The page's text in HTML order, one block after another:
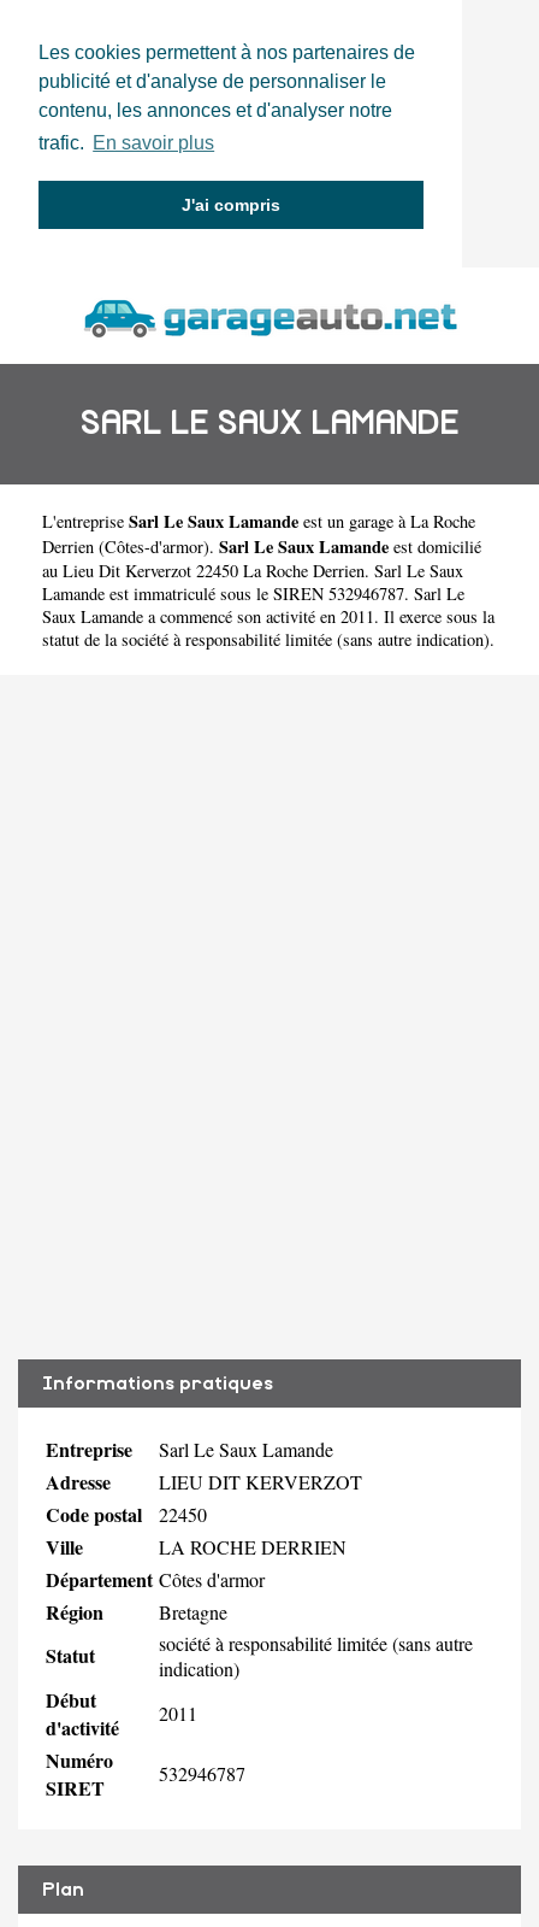
Les cookies permettent à nos partenaires de
publicité et d'analyse de personnaliser le
contenu, les annonces et d'analyser notre
trafic. En savoir plus
J'ai compris
SARL LE SAUX LAMANDE
L'entreprise Sarl Le Saux Lamande est un garage à La Roche
Derrien (Côtes-d'armor). Sarl Le Saux Lamande est domicilié
au Lieu Dit Kerverzot 22450 La Roche Derrien. Sarl Le Saux
Lamande est immatriculé sous le SIREN 532946787. Sarl Le
Saux Lamande a commencé son activité en 2011. Il exerce sous la
statut de la société à responsabilité limitée (sans autre indication).
Informations pratiques
Entreprise Sarl Le Saux Lamande
Adresse LIEU DIT KERVERZOT
Code postal 22450
Ville LA ROCHE DERRIEN
Département Côtes d'armor
Région Bretagne
Statut
société à responsabilité limitée (sans autre
indication)
Début
d'activité
2011
Numéro
SIRET
532946787
Plan